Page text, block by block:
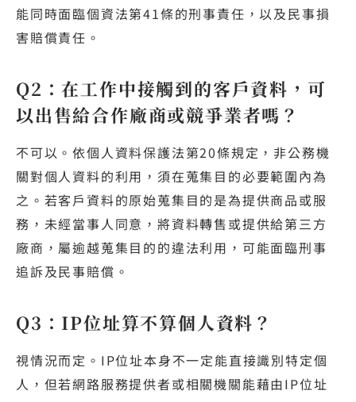
能同時面臨個資法第41條的刑事責任，以及民事損
害賠償責任。
Q2：在工作中接觸到的客戶資料，可
以出售給合作廠商或競爭業者嗎？
不可以。依個人資料保護法第20條規定，非公務機
關對個人資料的利用，須在蒐集目的必要範圍內為
之。若客戶資料的原始蒐集目的是為提供商品或服
務，未經當事人同意，將資料轉售或提供給第三方
廠商，屬逾越蒐集目的的違法利用，可能面臨刑事
追訴及民事賠償。
Q3：IP位址算不算個人資料？
視情況而定。IP位址本身不一定能直接識別特定個
人，但若網路服務提供者或相關機關能藉由IP位址